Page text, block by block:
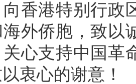
香港特别行政
外侨胞，致以
心支持中国革
衷心的谢意！